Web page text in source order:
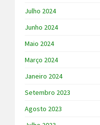
Julho 2024
Junho 2024
Maio 2024
Março 2024
Janeiro 2024
Setembro 2023
Agosto 2023